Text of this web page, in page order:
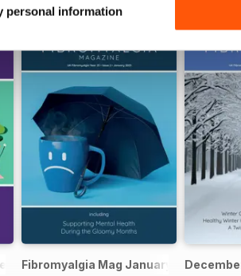
personal information
2025
Fibromyalgia Mag January 2025